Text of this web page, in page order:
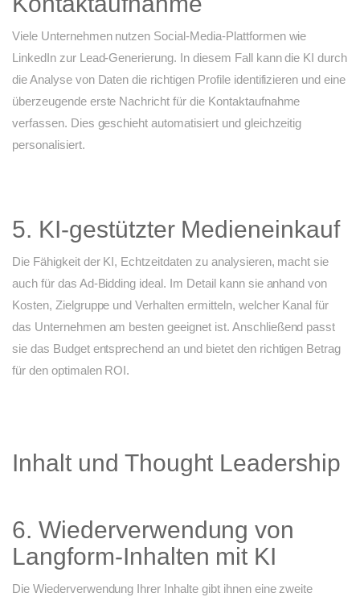
Viele Unternehmen nutzen Social-Media-Plattformen wie
LinkedIn zur Lead-Generierung. In diesem Fall kann die KI durch
die Analyse von Daten die richtigen Profile identifizieren und eine
überzeugende erste Nachricht für die Kontaktaufnahme
verfassen. Dies geschieht automatisiert und gleichzeitig
personalisiert.
5. KI-gestützter Medieneinkauf
Die Fähigkeit der KI, Echtzeitdaten zu analysieren, macht sie
auch für das Ad-Bidding ideal. Im Detail kann sie anhand von
Kosten, Zielgruppe und Verhalten ermitteln, welcher Kanal für
das Unternehmen am besten geeignet ist. Anschließend passt
sie das Budget entsprechend an und bietet den richtigen Betrag
für den optimalen ROI.
Inhalt und Thought Leadership
6. Wiederverwendung von
Langform-Inhalten mit KI
Die Wiederverwendung Ihrer Inhalte gibt ihnen eine zweite